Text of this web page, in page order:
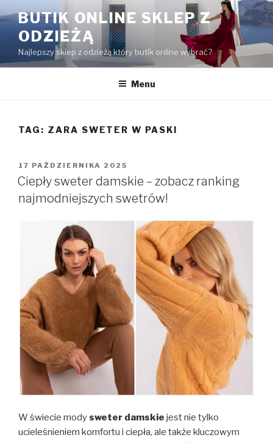
do
treści
BUTIK ONLINE SKLEP Z
ODZIEŻĄ
Najlepszy sklep z odzieżą który butik online wybrać?
Menu
TAG: ZARA SWETER W PASKI
OPUBLIKOWANE
W
17 PAŹDZIERNIKA 2025
Ciepły sweter damskie – zobacz ranking
najmodniejszych swetrów!
W świecie modysweter damskie jest nie tylko
ucieleśnieniem komfortu i ciepła, ale także kluczowym